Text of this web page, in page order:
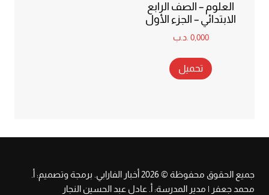
العلوم – الصف الرابع
الابتدائي – الجزء الأول
0,000 .د.ب
تحميل
جميع الحقوق محفوظة © 2026 أخبار الفارابي. برمجة وتصميم: أ.
محمد جعفر | مدير المدرسة: أ. عادل عبد الحسين النجار